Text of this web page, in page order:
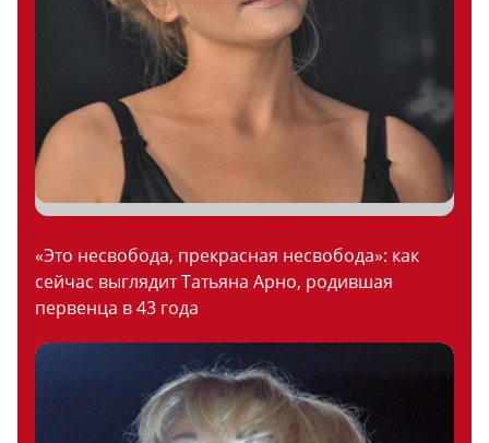
«Это несвобода, прекрасная несвобода»: как
сейчас выглядит Татьяна Арно, родившая
первенца в 43 года